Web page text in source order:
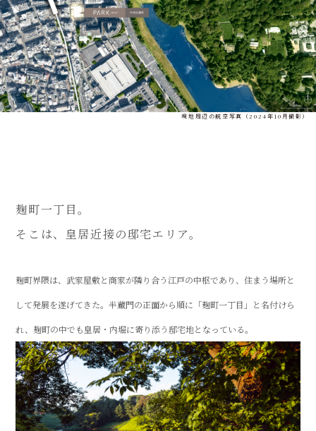
現地周辺の航空写真（2024年10月撮影）
麹町一丁目。
そこは、皇居近接の邸宅エリア。
麹町界隈は、武家屋敷と商家が隣り合う江戸の中枢であり、住まう場所と
して発展を遂げてきた。半蔵門の正面から順に「麹町一丁目」と名付けら
れ、麹町の中でも皇居・内堀に寄り添う邸宅地となっている。